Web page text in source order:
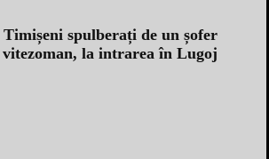
Timișeni spulberați de un șofer
vitezoman, la intrarea în Lugoj